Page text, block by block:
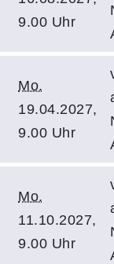
9.00 Uhr
Mo.
19.04.2027,
9.00 Uhr
Mo.
11.10.2027,
9.00 Uhr